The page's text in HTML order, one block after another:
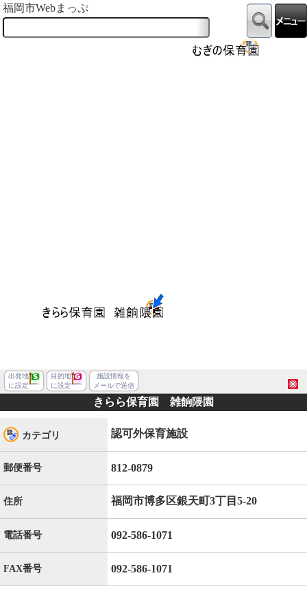
福岡市Webまっぷ
出発地
に設定
目的地
に設定
施設情報を
メールで送信
きらら保育園 雑餉隈園
カテゴリ 認可外保育施設
郵便番号 812-0879
住所 福岡市博多区銀天町3丁目5-20
電話番号 092-586-1071
FAX番号 092-586-1071